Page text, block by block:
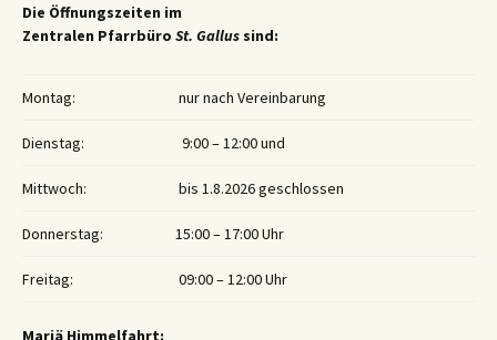
Die Öffnungszeiten im
Zentralen Pfarrbüro St. Gallus sind:
Montag: nur nach Vereinbarung
Dienstag: 9:00 – 12:00 und
Mittwoch: bis 1.8.2026 geschlossen
Donnerstag: 15:00 – 17:00 Uhr
Freitag: 09:00 – 12:00 Uhr
Mariä Himmelfahrt: